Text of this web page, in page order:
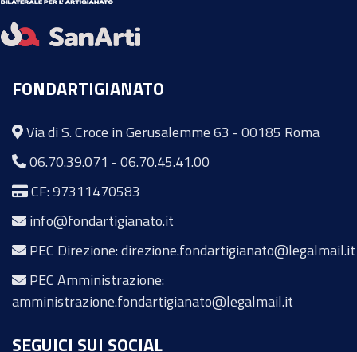
FONDARTIGIANATO
Via di S. Croce in Gerusalemme 63 - 00185 Roma
06.70.39.071 -06.70.45.41.00
CF: 97311470583
info@fondartigianato.it
PEC Direzione: direzione.fondartigianato@legalmail.it
PEC Amministrazione:
amministrazione.fondartigianato@legalmail.it
SEGUICI SUI SOCIAL